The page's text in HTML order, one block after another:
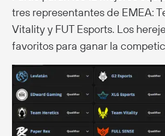
tres representantes de EMEA:
Vitality y FUT Esports. Los
favoritos para ganar la